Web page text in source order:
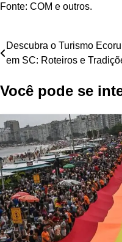
Fonte: COM e outros.
Navegação
Post
Descubra o Turismo
em SC: Roteiros e
Você pode se